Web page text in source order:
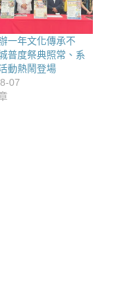
一年文化傳承不
普度祭典照常、系
動熱鬧登場
07